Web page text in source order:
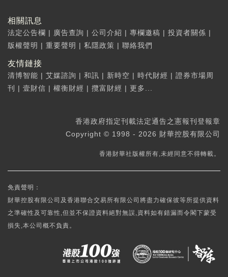
相關訊息
法定公告欄 | 廣告查詢 | 公司介紹 | 專欄邀稿 | 投資者關係 |
版權聲明 | 重要聲明 | 私隱政策 | 聯絡我們
友情鏈接
清博智能 | 艾媒諮詢 | 和訊 | 新時空 | 時代財經 | 證券市場周
刊
| 壹財信 | 權衡財經 | 攬富財經 | 更多...
香港政府指定刊載法定通告之憲報刊登報章
Copyright © 1998 - 2026 財華控股有限公司
香港財華社版權所有,未經同意不得轉載。
免責聲明：
財華控股有限公司及香港聯合交易所有限公司將盡力確保彼等所提供資料
之準確性及可靠性,但並不保證資料絕對無誤,資料如有錯漏而令閣下蒙受
損失,本公司概不負責。